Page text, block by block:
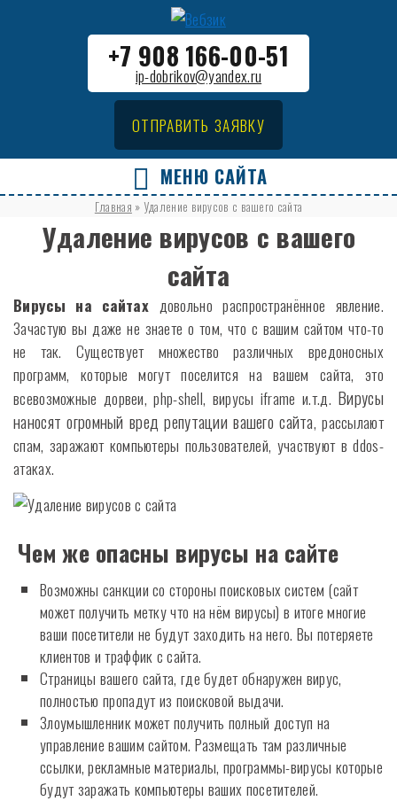
+7 908 166-00-51
ip-dobrikov@yandex.ru
ОТПРАВИТЬ ЗАЯВКУ
МЕНЮ САЙТА
Главная » Удаление вирусов с вашего сайта
Удаление вирусов с вашего
сайта
Вирусы на сайтах довольно распространённое явление.
Зачастую вы даже не знаете о том, что с вашим сайтом что-то
не так. Существует множество различных вредоносных
программ, которые могут поселится на вашем сайта, это
всевозможные дорвеи, php-shell, вирусы iframe и.т.д. Вирусы
наносят огромный вред репутации вашего сайта, рассылают
спам, заражают компьютеры пользователей, участвуют в ddos-
атаках.
Чем же опасны вирусы на сайте
Возможны санкции со стороны поисковых систем (сайт
может получить метку что на нём вирусы) в итоге многие
ваши посетители не будут заходить на него. Вы потеряете
клиентов и траффик с сайта.
Страницы вашего сайта, где будет обнаружен вирус,
полностью пропадут из поисковой выдачи.
Злоумышленник может получить полный доступ на
управление вашим сайтом. Размещать там различные
ссылки, рекламные материалы, программы-вирусы которые
будут заражать компьютеры ваших посетителей.